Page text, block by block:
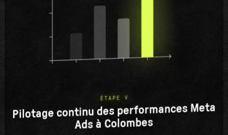
ÉTAPE V
Pilotage continu des performances Meta
Ads à Colombes